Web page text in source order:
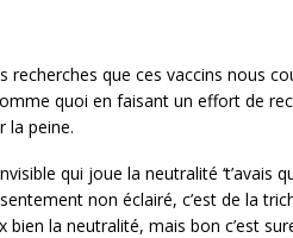
recherches que ces vaccins nous
quoi en faisant un effort de
la peine.
qui joue la neutralité ‘t’avais
non éclairé, c’est de la
bien la neutralité, mais bon c’est